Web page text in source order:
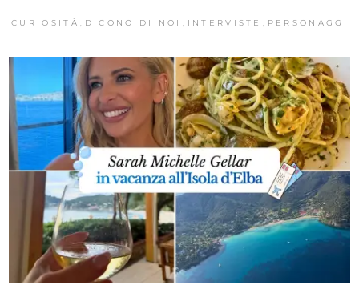
CURIOSITÀ DICONO DI NOI INTERVISTE PERSONAGGI